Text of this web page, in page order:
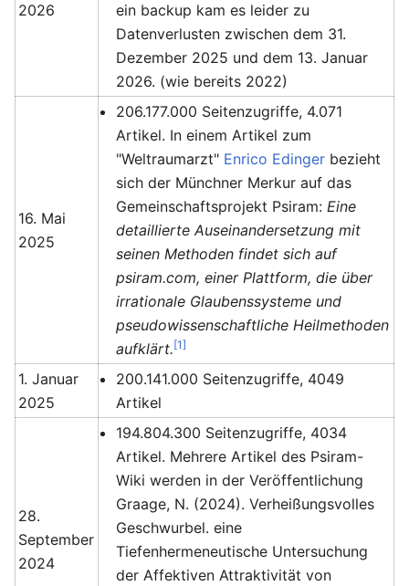
2026
ein backup kam es leider zu
Datenverlusten zwischen dem 31.
Dezember 2025 und dem 13. Januar
2026. (wie bereits 2022)
16. Mai
2025
206.177.000 Seitenzugriffe, 4.071
Artikel. In einem Artikel zum
"Weltraumarzt" Enrico Edinger bezieht
sich der Münchner Merkur auf das
Gemeinschaftsprojekt Psiram:Eine
detaillierte Auseinandersetzung mit
seinen Methoden findet sich auf
psiram.com, einer Plattform, die über
irrationale Glaubenssysteme und
pseudowissenschaftliche Heilmethoden
aufklärt.[1]
1. Januar
2025
200.141.000 Seitenzugriffe, 4049
Artikel
28.
September
2024
194.804.300 Seitenzugriffe, 4034
Artikel. Mehrere Artikel des Psiram-
Wiki werden in der Veröffentlichung
Graage, N. (2024). Verheißungsvolles
Geschwurbel. eine
Tiefenhermeneutische Untersuchung
der Affektiven Attraktivität von